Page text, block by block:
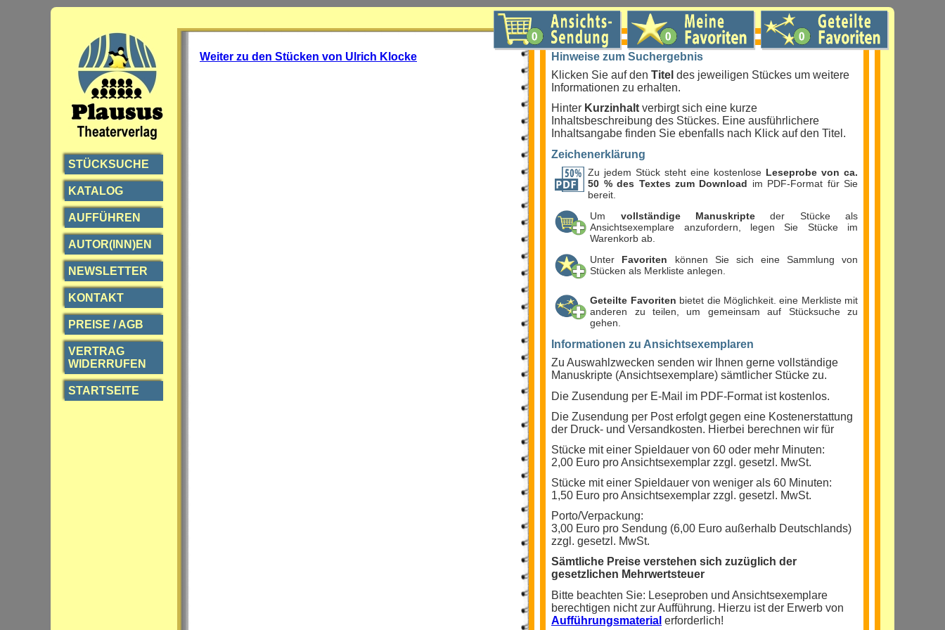
STÜCKSUCHE
KATALOG
AUFFÜHREN
AUTOR(INN)EN
NEWSLETTER
KONTAKT
PREISE / AGB
VERTRAG
WIDERRUFEN
STARTSEITE
Weiter zu den Stücken von Ulrich Klocke
Hinweise zum Suchergebnis
Klicken Sie auf den Titel des jeweiligen Stückes um weitere
Informationen zu erhalten.
Hinter Kurzinhalt verbirgt sich eine kurze
Inhaltsbeschreibung des Stückes. Eine ausführlichere
Inhaltsangabe finden Sie ebenfalls nach Klick auf den Titel.
Zeichenerklärung
Zu jedem Stück steht eine kostenlose Leseprobe von ca.
50 % des Textes zum Download im PDF-Format für Sie
bereit.
Um vollständige Manuskripte der Stücke als
Ansichtsexemplare anzufordern, legen Sie Stücke im
Warenkorb ab.
Unter Favoriten können Sie sich eine Sammlung von
Stücken als Merkliste anlegen.
Geteilte Favoriten bietet die Möglichkeit. eine Merkliste mit
anderen zu teilen, um gemeinsam auf Stücksuche zu
gehen.
Informationen zu Ansichtsexemplaren
Zu Auswahlzwecken senden wir Ihnen gerne vollständige
Manuskripte (Ansichtsexemplare) sämtlicher Stücke zu.
Die Zusendung per E-Mail im PDF-Format ist kostenlos.
Die Zusendung per Post erfolgt gegen eine Kostenerstattung
der Druck- und Versandkosten. Hierbei berechnen wir für
Stücke mit einer Spieldauer von 60 oder mehr Minuten:
2,00 Euro pro Ansichtsexemplar zzgl. gesetzl. MwSt.
Stücke mit einer Spieldauer von weniger als 60 Minuten:
1,50 Euro pro Ansichtsexemplar zzgl. gesetzl. MwSt.
Porto/Verpackung:
3,00 Euro pro Sendung (6,00 Euro außerhalb Deutschlands)
zzgl. gesetzl. MwSt.
Sämtliche Preise verstehen sich zuzüglich der
gesetzlichen Mehrwertsteuer
Bitte beachten Sie: Leseproben und Ansichtsexemplare
berechtigen nicht zur Aufführung. Hierzu ist der Erwerb von
Aufführungsmaterial erforderlich!